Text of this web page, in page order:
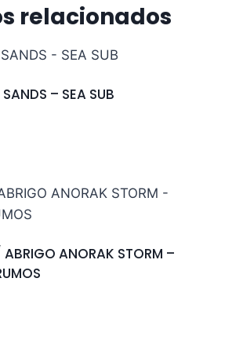
relacionados
– SEA SUB
ANORAK STORM –